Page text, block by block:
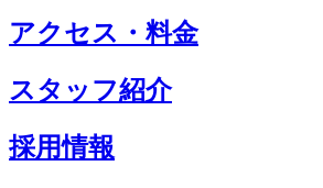
アクセス・料金
スタッフ紹介
採用情報